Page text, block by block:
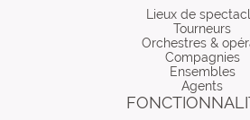
Lieux de
Tourneurs
Orchestres &
Compagnies
Ensembles
Agents